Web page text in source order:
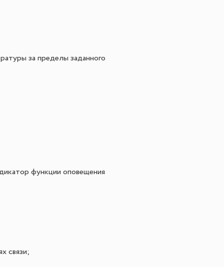
за пределы заданного
функции оповещения
связи;